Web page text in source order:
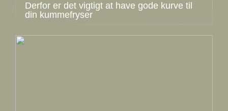
Derfor er det vigtigt at have gode kurve til
din kummefryser